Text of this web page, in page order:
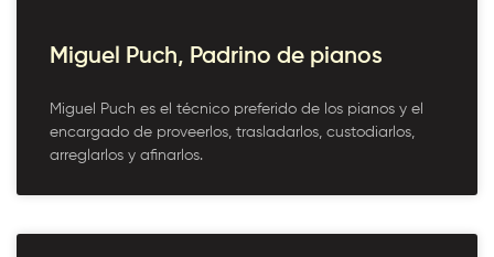
Miguel Puch, Padrino de pianos
Miguel Puch es el técnico preferido de los pianos y el
encargado de proveerlos, trasladarlos, custodiarlos,
arreglarlos y afinarlos.